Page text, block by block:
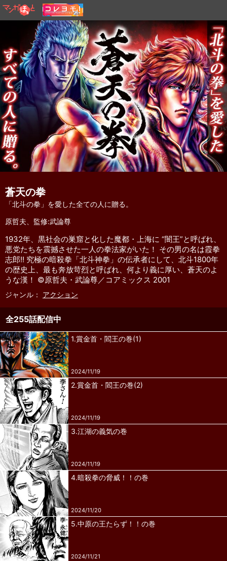
蒼天の拳
「北斗の拳」を愛した全ての人に贈る。
原哲夫、監修:武論尊
1932年、黒社会の巣窟と化した魔都・上海に “闇王”と呼ばれ、
悪党たちを震撼させた一人の拳法家がいた！ その男の名は霞拳
志郎!! 究極の暗殺拳「北斗神拳」の伝承者にして、北斗1800年
の歴史上、最も奔放苛烈と呼ばれ、何より義に厚い、蒼天のよ
うな漢！ ©原哲夫・武論尊／コアミックス 2001
ジャンル： アクション
全255話配信中
1.賞金首・閻王の巻(1)
2024/11/19
2.賞金首・閻王の巻(2)
2024/11/19
3.江湖の義気の巻
2024/11/19
4.暗殺拳の脅威！！の巻
2024/11/20
5.中原の王たらず！！の巻
2024/11/21